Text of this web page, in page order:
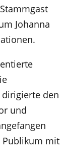
Johanna
den
und
Publikum mit